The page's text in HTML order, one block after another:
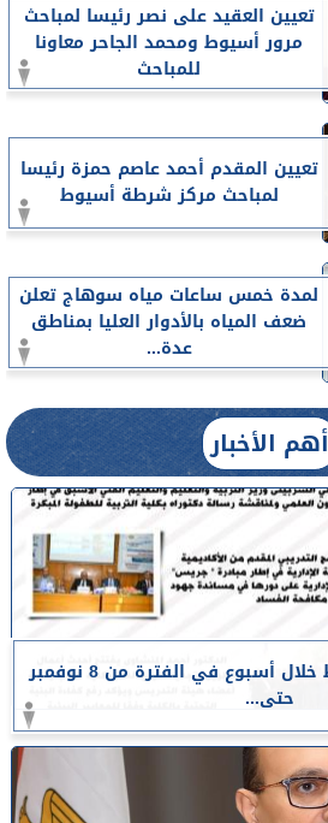
تعيين العقيد على نصر رئيسا لمباحث
مرور أسيوط ومحمد الجاحر معاونا
للمباحث
تعيين المقدم أحمد عاصم حمزة رئيسا
لمباحث مركز شرطة أسيوط
لمدة خمس ساعات مياه سوهاج تعلن
ضعف المياه بالأدوار العليا بمناطق
عدة...
أهم الأخبار
أبرز أخبار جامعة أسيوط خلال أسبوع في الفترة من 8 نوفمبر
حتى...